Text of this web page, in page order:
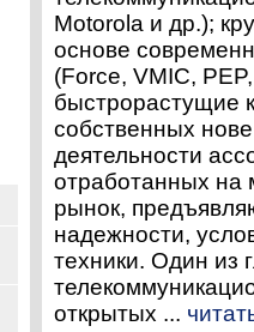
Motorola и др.);
основе
(Force, VMIC,
быстрорастущие
собственных
деятельности
отработанных на
рынок,
надежности,
техники. Один из
открытых ...